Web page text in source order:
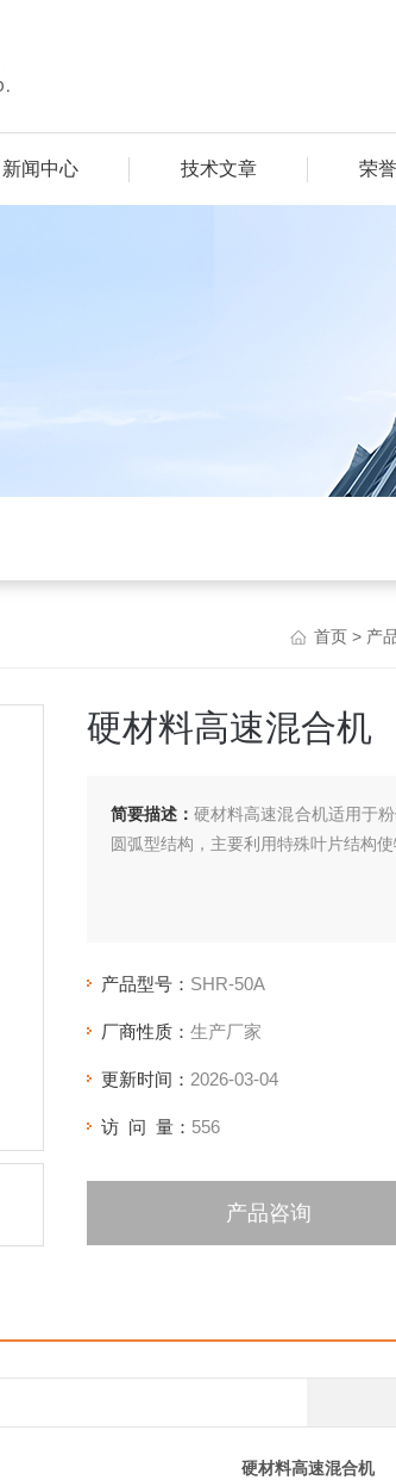
新闻中心 技术文章 荣
首页 > 产
硬材料高速混合机
简要描述：硬材料高速混合机适用于
圆弧型结构，主要利用特殊叶片结构
产品型号： SHR-50A
厂商性质： 生产厂家
更新时间： 2026-03-04
访 问 量： 556
产品咨询
硬材料高速混合机